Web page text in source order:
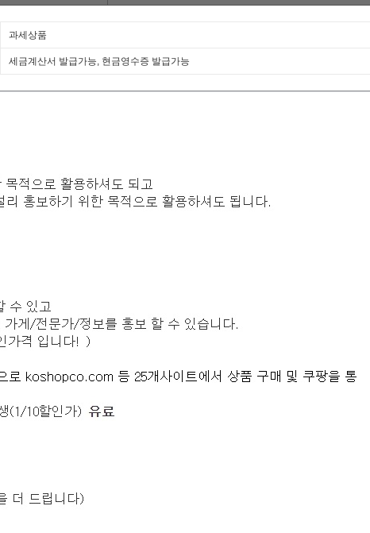
과세상품
세금계산서 발급가능, 현금영수증 발급가능